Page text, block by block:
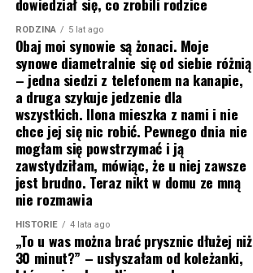
RODZINA 5 lat ago
Obaj moi synowie są żonaci. Moje
synowe diametralnie się od siebie różnią
– jedna siedzi z telefonem na kanapie,
a druga szykuje jedzenie dla
wszystkich. Ilona mieszka z nami i nie
chce jej się nic robić. Pewnego dnia nie
mogłam się powstrzymać i ją
zawstydziłam, mówiąc, że u niej zawsze
jest brudno. Teraz nikt w domu ze mną
nie rozmawia
HISTORIE 4 lata ago
„To u was można brać prysznic dłużej niż
30 minut?” – usłyszałam od koleżanki,